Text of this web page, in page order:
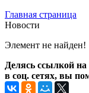
Главная страница
Новости
Элемент не найден!
Делясь ссылкой
в соц. сетях, вы